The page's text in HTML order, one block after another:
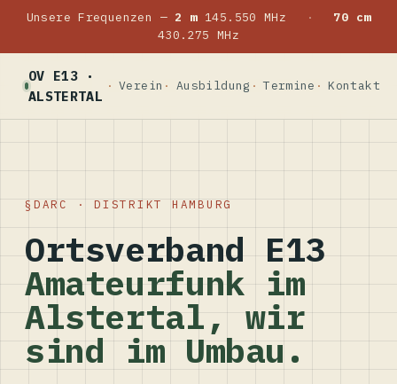
Unsere Frequenzen — 2 m145.550 MHz ·
70 cm
430.275 MHz
OV E13 ·
ALSTERTAL
Verein Ausbildung Termine Kontakt
DARC · DISTRIKT HAMBURG
Ortsverband E13
Amateurfunk im
Alstertal, wir
sind im Umbau.